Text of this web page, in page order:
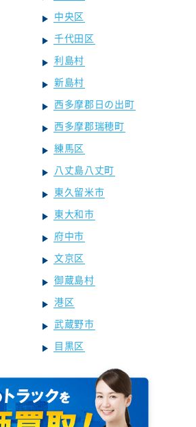
中央区
千代田区
利島村
新島村
西多摩郡日の出町
西多摩郡瑞穂町
練馬区
八丈島八丈町
東久留米市
東大和市
府中市
文京区
御蔵島村
港区
武蔵野市
目黒区